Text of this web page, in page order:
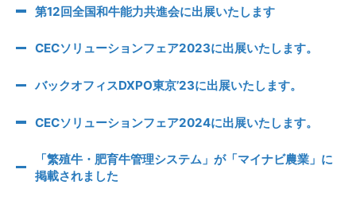
第12回全国和牛能力共進会に出展いたします
CECソリューションフェア2023に出展いたします。
バックオフィスDXPO東京’23に出展いたします。
CECソリューションフェア2024に出展いたします。
「繁殖牛・肥育牛管理システム」が「マイナビ農業」に
掲載されました